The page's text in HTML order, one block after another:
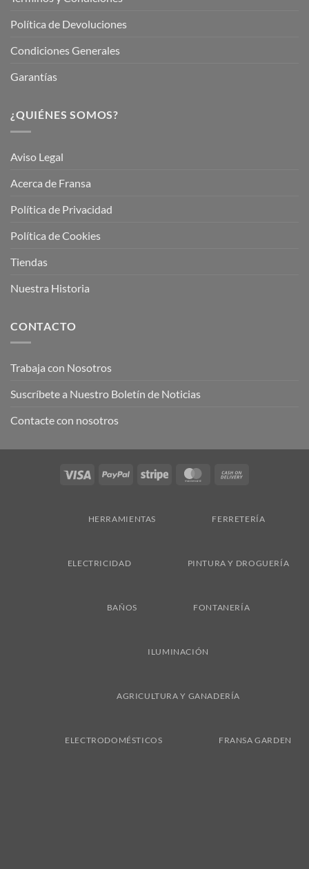
Política de Devoluciones
Condiciones Generales
Garantías
¿QUIÉNES SOMOS?
Aviso Legal
Acerca de Fransa
Política de Privacidad
Política de Cookies
Tiendas
Nuestra Historia
CONTACTO
Trabaja con Nosotros
Suscríbete a Nuestro Boletín de Noticias
Contacte con nosotros
Visa PayPal Stripe MasterCard
HERRAMIENTAS FERRETERÍA
ELECTRICIDAD PINTURA Y DROGUERÍA
BAÑOS FONTANERÍA
ILUMINACIÓN
AGRICULTURA Y GANADERÍA
ELECTRODOMÉSTICOS FRANSA GARDEN